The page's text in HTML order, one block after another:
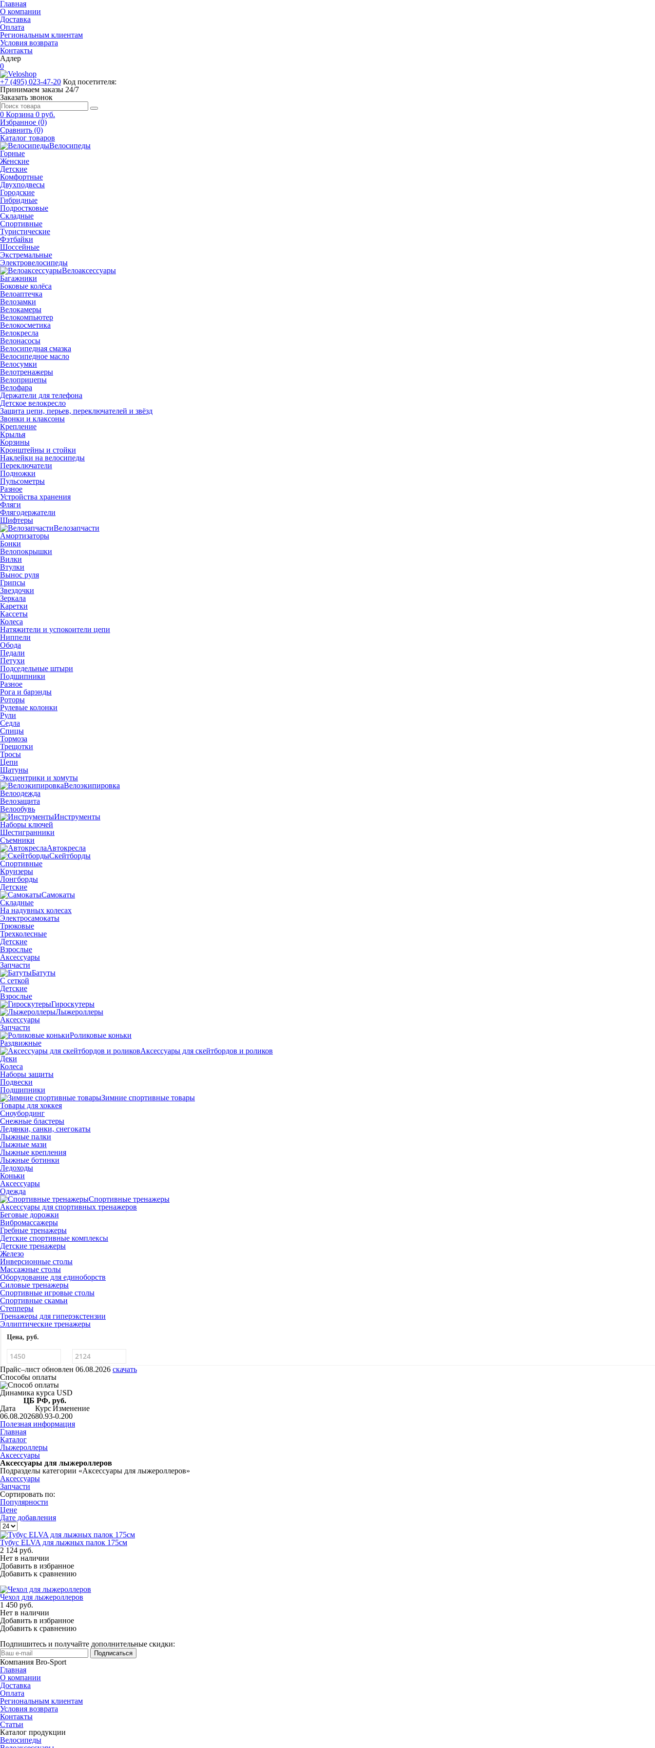
Главная
О компании
Доставка
Оплата
Региональным клиентам
Условия возврата
Контакты
Адлер
0
+7 (495) 023-47-20 Код посетителя:
Принимаем заказы 24/7
Заказать звонок
0 Корзина 0 руб.
Избранное (0)
Сравнить (0)
Каталог товаров
Велосипеды
Горные
Женские
Детские
Комфортные
Двухподвесы
Городские
Гибридные
Подростковые
Складные
Спортивные
Туристические
Фэтбайки
Шоссейные
Экстремальные
Электровелосипеды
Велоаксессуары
Багажники
Боковые колёса
Велоаптечка
Велозамки
Велокамеры
Велокомпьютер
Велокосметика
Велокресла
Велонасосы
Велосипедная смазка
Велосипедное масло
Велосумки
Велотренажеры
Велоприцепы
Велофара
Держатели для телефона
Детское велокресло
Защита цепи, перьев, переключателей и звёзд
Звонки и клаксоны
Крепление
Крылья
Корзины
Кронштейны и стойки
Наклейки на велосипеды
Переключатели
Подножки
Пульсометры
Разное
Устройства хранения
Фляги
Флягодержатели
Шифтеры
Велозапчасти
Амортизаторы
Бонки
Велопокрышки
Вилки
Втулки
Вынос руля
Грипсы
Звездочки
Зеркала
Каретки
Кассеты
Колеса
Натяжители и успокоители цепи
Ниппели
Обода
Педали
Петухи
Подседельные штыри
Подшипники
Разное
Рога и барэнды
Роторы
Рулевые колонки
Рули
Седла
Спицы
Тормоза
Трещотки
Тросы
Цепи
Шатуны
Эксцентрики и хомуты
Велоэкипировка
Велоодежда
Велозащита
Велообувь
Инструменты
Наборы ключей
Шестигранники
Съемники
Автокресла
Скейтборды
Спортивные
Круизеры
Лонгборды
Детские
Самокаты
Складные
На надувных колесах
Электросамокаты
Трюковые
Трехколесные
Детские
Взрослые
Аксессуары
Запчасти
Батуты
С сеткой
Детские
Взрослые
Гироскутеры
Лыжероллеры
Аксессуары
Запчасти
Роликовые коньки
Раздвижные
Аксессуары для скейтбордов и роликов
Деки
Колеса
Наборы защиты
Подвески
Подшипники
Зимние спортивные товары
Товары для хоккея
Сноубординг
Снежные бластеры
Ледянки, санки, снегокаты
Лыжные палки
Лыжные мази
Лыжные крепления
Лыжные ботинки
Ледоходы
Коньки
Аксессуары
Одежда
Спортивные тренажеры
Аксессуары для спортивных тренажеров
Беговые дорожки
Вибромассажеры
Гребные тренажеры
Детские спортивные комплексы
Детские тренажеры
Железо
Инверсионные столы
Массажные столы
Оборудование для единоборств
Силовые тренажеры
Спортивные игровые столы
Спортивные скамьи
Степперы
Тренажеры для гиперэкстензии
Эллиптические тренажеры
Цена, руб.
Прайс–лист обновлен 06.08.2026 скачать
Способы оплаты
Динамика курса USD
ЦБ РФ, руб.
Дата
КурсИзменение
06.08.202680.93-0.200
Полезная информация
Главная
Каталог
Лыжероллеры
Аксессуары
Аксессуары для лыжероллеров
Подразделы категории «Аксессуары для лыжероллеров»
Аксессуары
Запчасти
Сортировать по:
Популярности
Цене
Дате добавления
Тубус ELVA для лыжных палок 175см
2 124 руб.
Нет в наличии
Добавить в избранное
Добавить к сравнению
Чехол для лыжероллеров
1 450 руб.
Нет в наличии
Добавить в избранное
Добавить к сравнению
Подпишитесь и получайте дополнительные скидки:
Подписаться
Компания Bro-Sport
Главная
О компании
Доставка
Оплата
Региональным клиентам
Условия возврата
Контакты
Статьи
Каталог продукции
Велосипеды